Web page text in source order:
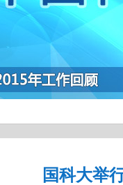
国科大举